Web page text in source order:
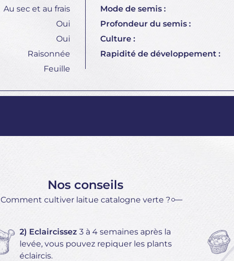
Au sec et au frais
Oui
Oui
Raisonnée
Feuille
Mode de semis :
Profondeur du semis :
Culture :
Rapidité de développement :
Nos conseils
Comment cultiver laitue catalogne verte ?
2) Eclaircissez 3 à 4 semaines après la
levée, vous pouvez repiquer les plants
éclaircis.